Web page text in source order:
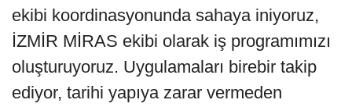
ekibi koordinasyonunda sahaya iniyoruz,
İZMİR MİRAS ekibi olarak iş programımızı
oluşturuyoruz. Uygulamaları birebir takip
ediyor, tarihi yapıya zarar vermeden